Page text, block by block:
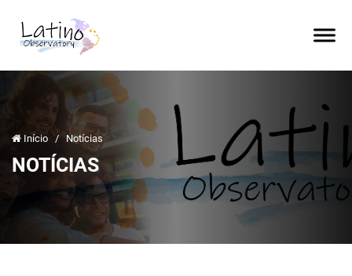
Início / Notícias
NOTÍCIAS